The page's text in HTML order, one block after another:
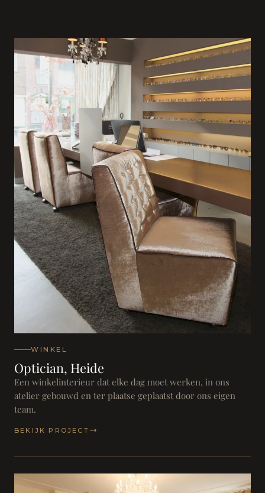
WINKEL
Optician, Heide
Een winkelinterieur dat elke dag moet werken, in ons
atelier gebouwd en ter plaatse geplaatst door ons eigen
team.
BEKIJK PROJECT